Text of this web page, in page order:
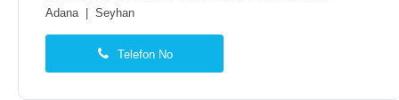
Adana| Seyhan
Telefon No